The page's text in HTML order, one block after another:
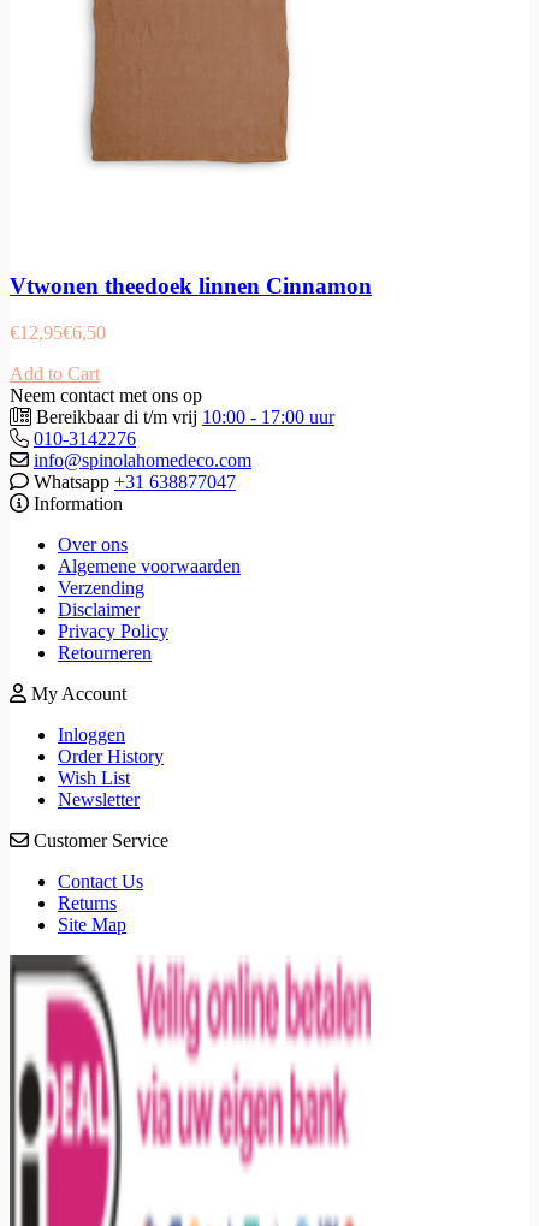
Vtwonen theedoek linnen Cinnamon
€12,95€6,50
Add to Cart
Neem contact met ons op
Bereikbaar di t/m vrij 10:00 - 17:00 uur
010-3142276
info@spinolahomedeco.com
Whatsapp +31 638877047
Information
Over ons
Algemene voorwaarden
Verzending
Disclaimer
Privacy Policy
Retourneren
My Account
Inloggen
Order History
Wish List
Newsletter
Customer Service
Contact Us
Returns
Site Map